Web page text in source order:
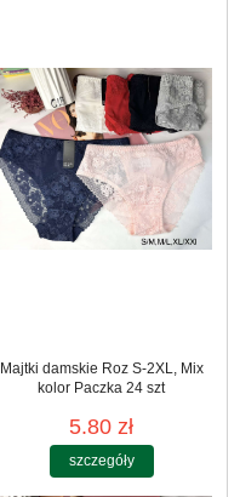
Majtki damskie Roz S-2XL, Mix
kolor Paczka 24 szt
5.80 zł
szczegóły